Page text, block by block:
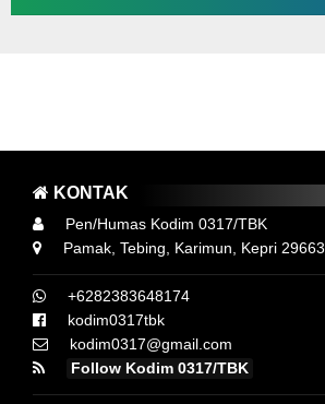
KONTAK
Pen/Humas Kodim 0317/TBK
Pamak, Tebing, Karimun, Kepri 29663
+6282383648174
kodim0317tbk
kodim0317@gmail.com
Follow Kodim 0317/TBK